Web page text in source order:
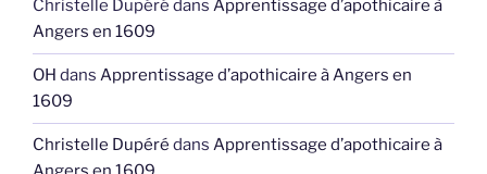
Christelle Dupéré dans Apprentissage d’apothicaire à
Angers en 1609
OH dans Apprentissage d’apothicaire à Angers en
1609
Christelle Dupéré dans Apprentissage d’apothicaire à